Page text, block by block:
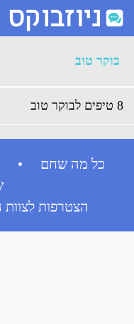
ארכיון בוקר טוב - ניוזבוקס
בוקר טוב
8 טיפים לבוקר טוב
כל מה שחם •
הצטרפות לצוות